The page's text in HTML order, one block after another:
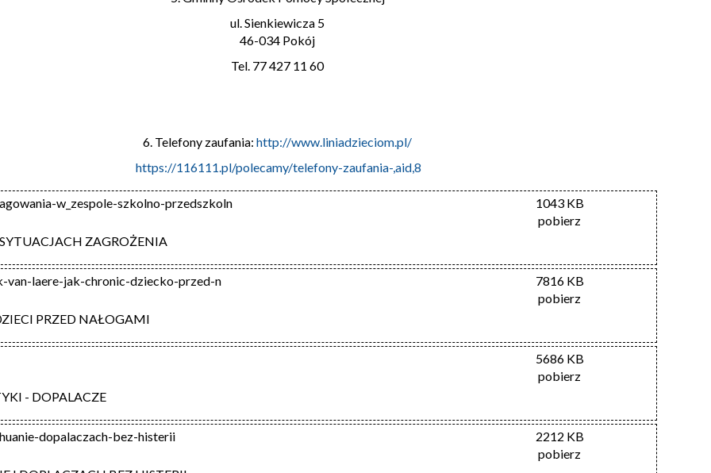
ul. Sienkiewicza 5
46-034 Pokój
Tel. 77 427 11 60
6. Telefony zaufania:http://www.liniadzieciom.pl/
https://116111.pl/polecamy/telefony-zaufania-,aid,8
w_zespole-szkolno-przedszkoln
1043 KB
pobierz
ZAGROŻENIA
van-laere-jak-chronic-dziecko-przed-n
7816 KB
pobierz
PRZED NAŁOGAMI
5686 KB
pobierz
- DOPALACZE
dopalaczach-bez-histerii
2212 KB
pobierz